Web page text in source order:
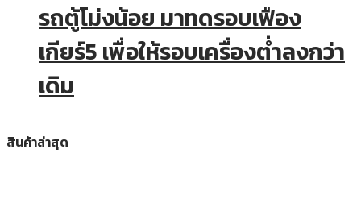
รถตู้โม่งน้อย มาทดรอบเฟือง
เกียร์5 เพื่อให้รอบเครื่องต่ำลงกว่า
เดิม
สินค้าล่าสุด